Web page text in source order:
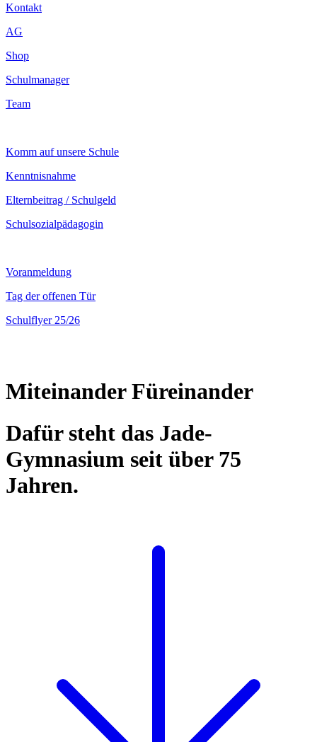
Kontakt
AG
Shop
Schulmanager
Team
Komm auf unsere Schule
Kenntnisnahme
Elternbeitrag / Schulgeld
Schulsozialpädagogin
Voranmeldung
Tag der offenen Tür
Schulflyer 25/26
Miteinander Füreinander
Dafür steht das Jade-
Gymnasium seit über 75
Jahren.